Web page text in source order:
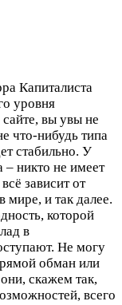
Капиталиста
уровня
вы увы не
что-нибудь типа
стабильно. У
– никто не имеет
зависит от
мире, и так далее.
которой
в
Не могу
обман или
скажем так,
всего